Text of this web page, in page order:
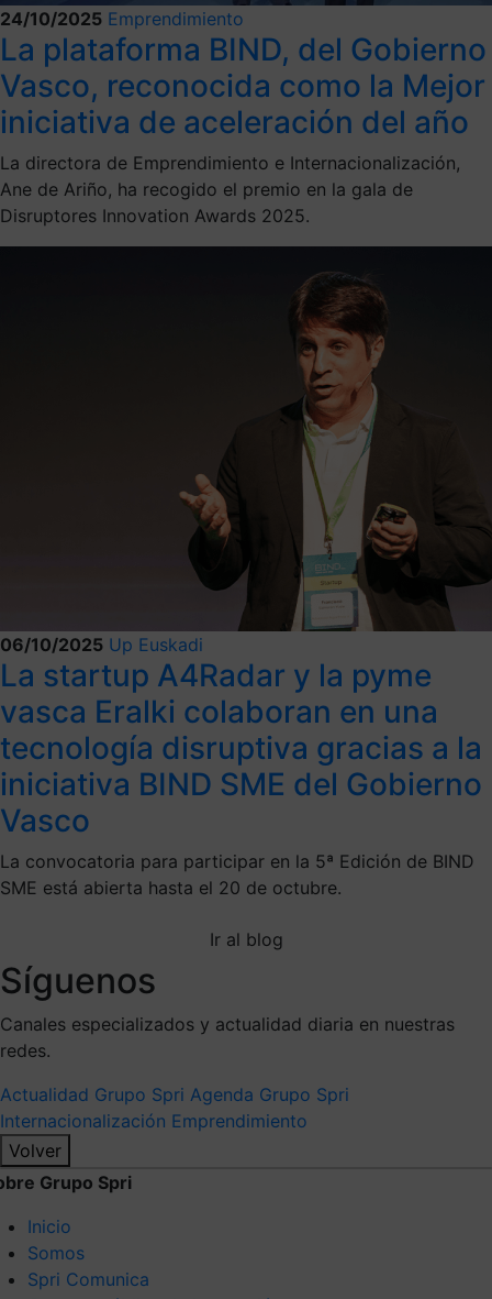
24/10/2025 Emprendimiento
La plataforma BIND, del Gobierno
Vasco, reconocida como la Mejor
iniciativa de aceleración del año
La directora de Emprendimiento e Internacionalización,
Ane de Ariño, ha recogido el premio en la gala de
Disruptores Innovation Awards 2025.
06/10/2025 Up Euskadi
La startup A4Radar y la pyme
vasca Eralki colaboran en una
tecnología disruptiva gracias a la
iniciativa BIND SME del Gobierno
Vasco
La convocatoria para participar en la 5ª Edición de BIND
SME está abierta hasta el 20 de octubre.
Ir al blog
Síguenos
Canales especializados y actualidad diaria en nuestras
redes.
Actualidad Grupo Spri Agenda Grupo Spri
Internacionalización Emprendimiento
Volver
Grupo Spri
Inicio
Somos
Spri Comunica